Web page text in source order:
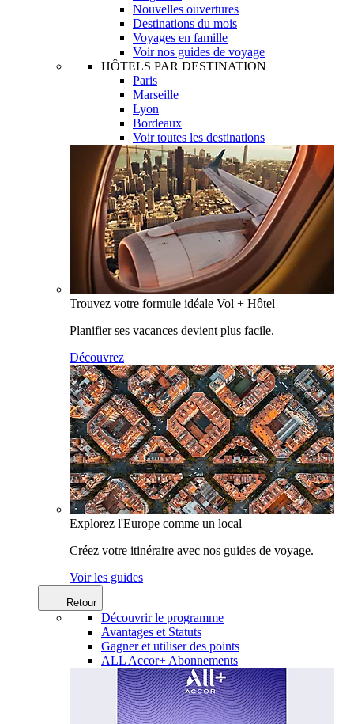
Nouvelles ouvertures
Destinations du mois
Voyages en famille
Voir nos guides de voyage
HÔTELS PAR DESTINATION
Paris
Marseille
Lyon
Bordeaux
Voir toutes les destinations
Trouvez votre formule idéale Vol + Hôtel
Planifier ses vacances devient plus facile.
Découvrez
Explorez l'Europe comme un local
Créez votre itinéraire avec nos guides de voyage.
Voir les guides
Retour
Découvrir le programme
Avantages et Statuts
Gagner et utiliser des points
ALL Accor+ Abonnements